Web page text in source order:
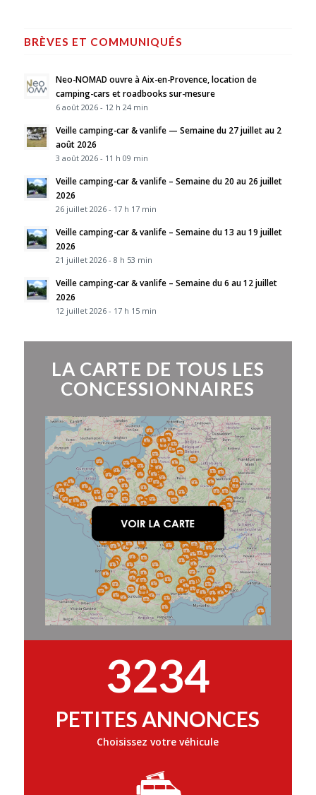
BRÈVES ET COMMUNIQUÉS
Neo-NOMAD ouvre à Aix-en-Provence, location de
camping-cars et roadbooks sur-mesure
6 août 2026 - 12 h 24 min
Veille camping-car & vanlife — Semaine du 27 juillet au 2
août 2026
3 août 2026 - 11 h 09 min
Veille camping-car & vanlife – Semaine du 20 au 26 juillet
2026
26 juillet 2026 - 17 h 17 min
Veille camping-car & vanlife – Semaine du 13 au 19 juillet
2026
21 juillet 2026 - 8 h 53 min
Veille camping-car & vanlife – Semaine du 6 au 12 juillet
2026
12 juillet 2026 - 17 h 15 min
LA CARTE DE TOUS LES
CONCESSIONNAIRES
3234
PETITES ANNONCES
Choisissez votre véhicule